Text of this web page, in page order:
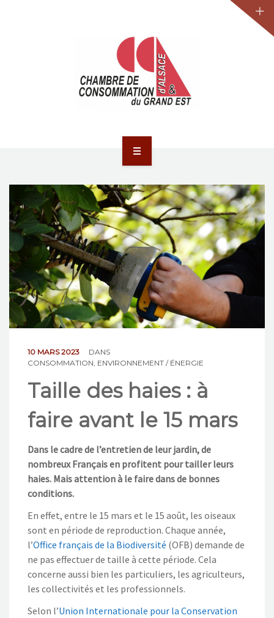
ACTUALITÉS
JURIDIQUE
LA CCA-GE
NOS ACTIONS
CONTACT
10 MARS 2023
DANS
CONSOMMATION ENVIRONNEMENT / ÉNERGIE
Taille des haies : à
faire avant le 15 mars
Dans le cadre de l’entretien de leur jardin, de
nombreux Français en profitent pour tailler leurs
haies. Mais attention à le faire dans de bonnes
conditions.
En effet, entre le 15 mars et le 15 août, les oiseaux
sont en période de reproduction. Chaque année,
l’Office français de la Biodiversité (OFB) demande de
ne pas effectuer de taille à cette période. Cela
concerne aussi bien les particuliers, les agriculteurs,
les collectivités et les professionnels.
Selon l’Union Internationale pour la Conservation